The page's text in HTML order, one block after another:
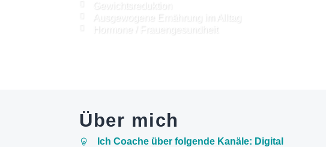
Gewichtsreduktion
Ausgewogene Ernährung im Alltag
Hormone / Frauengesundheit
Über mich
Ich Coache über folgende Kanäle: Digital